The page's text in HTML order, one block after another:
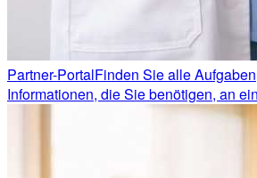
Partner-PortalFinden Sie alle
Informationen, die Sie benötigen, an